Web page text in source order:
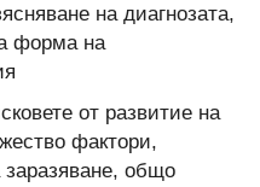
на диагнозата,
форма на
от развитие на
фактори,
общо